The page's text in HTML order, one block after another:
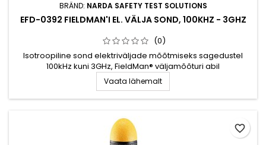
BRÄND: NARDA SAFETY TEST SOLUTIONS
EFD-0392 FIELDMAN'I EL. VÄLJA SOND, 100KHZ - 3GHZ
(0)
Isotroopiline sond elektriväljade mõõtmiseks sagedustel
100kHz kuni 3GHz, FieldMan® väljamõõturi abil
Vaata lähemalt
favorite_border